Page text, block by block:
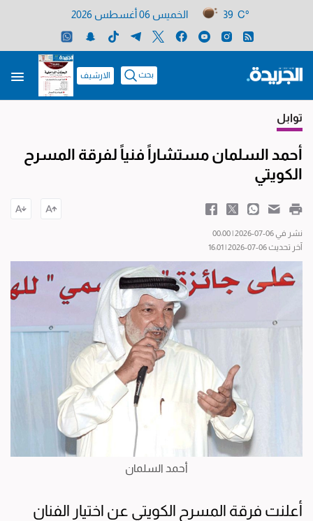
39 C° الخميس 06 أغسطس 2026
بحث الارشيف
توابل
أحمد السلمان مستشاراً فنياً لفرقة المسرح
الكويتي
نشر في 06-07-2026 | 00:00
آخر تحديث 06-07-2026 | 16:01
أحمد السلمان
أعلنت فرقة المسرح الكويتي عن اختيار الفنان